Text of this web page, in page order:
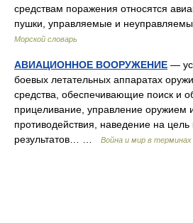
средствам поражения относятся
пушки, управляемые и
Морской словарь
АВИАЦИОННОЕ ВООРУЖЕНИЕ —
боевых летательных аппаратах
средства, обеспечивающие поиск и
прицеливание, управление оружием
противодействия, наведение на
результатов… …
Война и мир в терминах